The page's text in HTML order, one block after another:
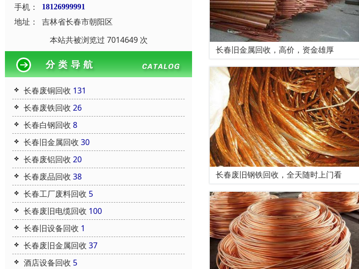
手机：
18126999991
地址：
吉林省长春市朝阳区
本站共被浏览过 7014649 次
长春废铜回收 131
长春废铁回收 26
长春白钢回收 8
长春旧金属回收 30
长春废铝回收 20
长春废品回收 38
长春工厂废料回收 5
长春废旧电缆回收 100
长春旧设备回收 1
长春废旧金属回收 37
酒店设备回收 5
长春旧金属回收，高价，资金雄厚
长春废旧钢铁回收，全天随时上门看